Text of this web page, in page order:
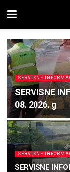
SERVISNE
SERVISNE
08. 2026. g
SERVISNE
SERVISNE